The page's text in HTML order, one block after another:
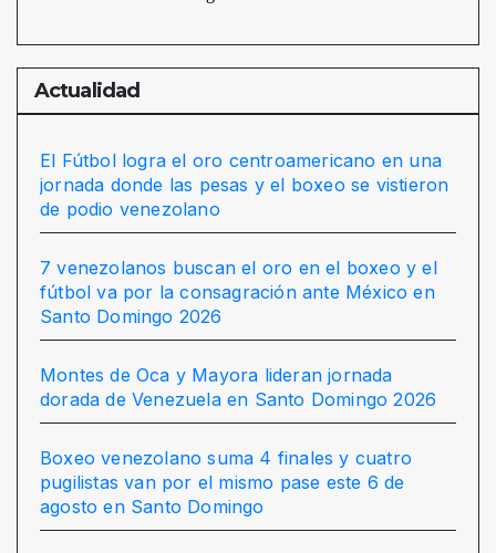
Actualidad
El Fútbol logra el oro centroamericano en una
jornada donde las pesas y el boxeo se vistieron
de podio venezolano
7 venezolanos buscan el oro en el boxeo y el
fútbol va por la consagración ante México en
Santo Domingo 2026
Montes de Oca y Mayora lideran jornada
dorada de Venezuela en Santo Domingo 2026
Boxeo venezolano suma 4 finales y cuatro
pugilistas van por el mismo pase este 6 de
agosto en Santo Domingo